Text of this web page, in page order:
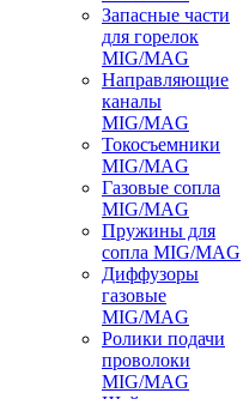
Запасные части
для горелок
MIG/MAG
Направляющие
каналы
MIG/MAG
Токосъемники
MIG/MAG
Газовые сопла
MIG/MAG
Пружины для
сопла MIG/MAG
Диффузоры
газовые
MIG/MAG
Ролики подачи
проволоки
MIG/MAG